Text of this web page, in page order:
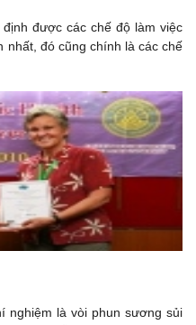
được các chế độ làm việc
nhất, đó cũng chính là các chế
là vòi phun sương sủi